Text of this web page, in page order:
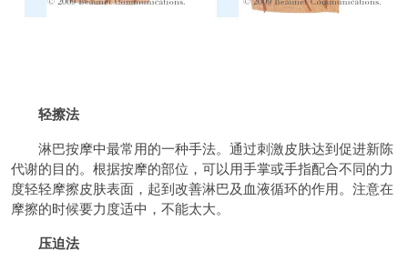
轻擦法
淋巴按摩中最常用的一种手法。通过刺激皮肤达到促进新陈
代谢的目的。根据按摩的部位，可以用手掌或手指配合不同的力
度轻轻摩擦皮肤表面，起到改善淋巴及血液循环的作用。注意在
摩擦的时候要力度适中，不能太大。
压迫法